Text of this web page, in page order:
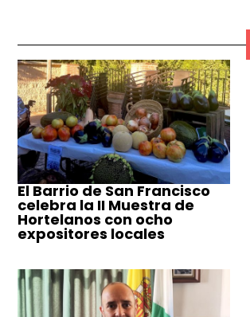
El Barrio de San Francisco
celebra la II Muestra de
Hortelanos con ocho
expositores locales